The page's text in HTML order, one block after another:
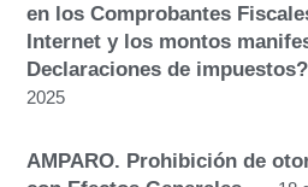
en los Comprobantes
Internet y los montos
Declaraciones de
2025
AMPARO. Prohibición de